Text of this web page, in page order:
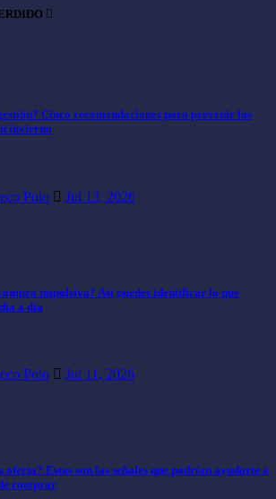
Cinco recomendaciones para prevenir las
invierno
Polo Jul 13, 2026
impulsiva? Así puedes identificar lo que
a día
Polo Jul 11, 2026
oferta? Estas son las señales que podrían ayudarte a
comprar